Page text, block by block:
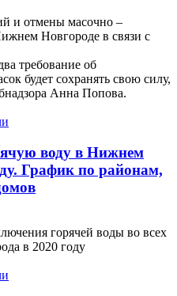
и отмены масочно –
Новгороде в связи с
требование об
будет сохранять свою силу,
Анна Попова.
воду в Нижнем
График по районам,
горячей воды во всех
в 2020 году